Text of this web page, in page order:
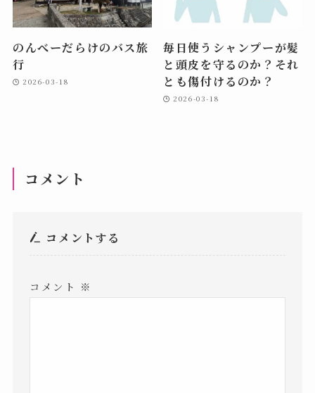
のんべーだらけのバス旅
行
2026-03-18
毎日使うシャンプーが髪
と頭皮を守るのか？それ
とも傷付けるのか？
2026-03-18
コメント
コメントする
コメント ※